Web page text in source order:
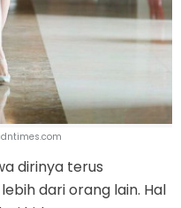
dirinya terus
dari orang lain. Hal